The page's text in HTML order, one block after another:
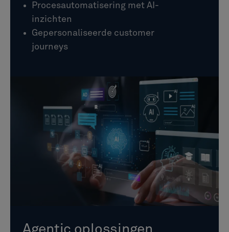
Procesautomatisering met AI-
inzichten
Gepersonaliseerde customer
journeys